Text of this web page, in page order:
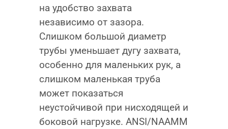
на удобство захвата
независимо от зазора.
Слишком большой диаметр
трубы уменьшает дугу захвата,
особенно для маленьких рук, а
слишком маленькая труба
может показаться
неустойчивой при нисходящей и
боковой нагрузке. ANSI/NAAMM